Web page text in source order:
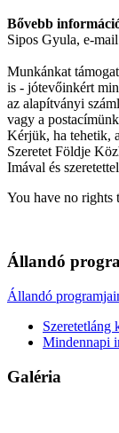
Bővebb
Sipos Gyula, e-
Munkánkat
is - jótevőinkért
az alapítványi
vagy a
Kérjük, ha tehetik,
Szeretet Földje
Imával és
You have no rights
Állandó
Állandó
Szeretetláng
Mindennapi
Galéria